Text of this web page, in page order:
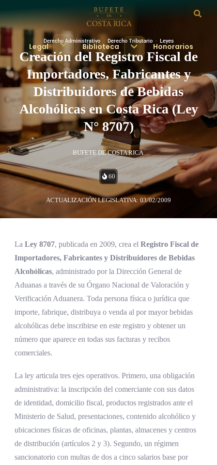
Legal Biblioteca Honorarios
Derecho Administrativo· Derecho Tributario· Leyes
Creación del Registro Fiscal de
Importadores, Fabricantes y
Distribuidores de Bebidas
Alcohólicas en Costa Rica (Ley
N° 8707)
BUFETE DE COSTA RICA
60
ACTUALIZACIÓN LEGISLATIVA: 03/02/2009
La Ley 8707, publicada en 2009, crea el Registro Fiscal de
Importadores, Fabricantes y Distribuidores de Bebidas
Alcohólicas, administrado por la Dirección General de
Aduanas a través de su Órgano Nacional de Valoración y
Verificación Aduanera. Toda persona física o jurídica que
importe, fabrique, distribuya o venda al por mayor bebidas
alcohólicas debe inscribirse en este registro y obtener un
número que aparece en todas sus facturas y recibos
comerciales.
La ley articula tres ejes operativos. Primero, una obligación
administrativa: la inscripción del comerciante con sus datos
de identidad, domicilio fiscal, productos registrados ante el
Ministerio de Salud, presentaciones, contenido alcohólico y
ubicaciones físicas de oficinas, plantas, almacenes y centros
de distribución (artículos 2 y 3). Segundo, un régimen
sancionatorio con multas de dos a cinco salarios base por